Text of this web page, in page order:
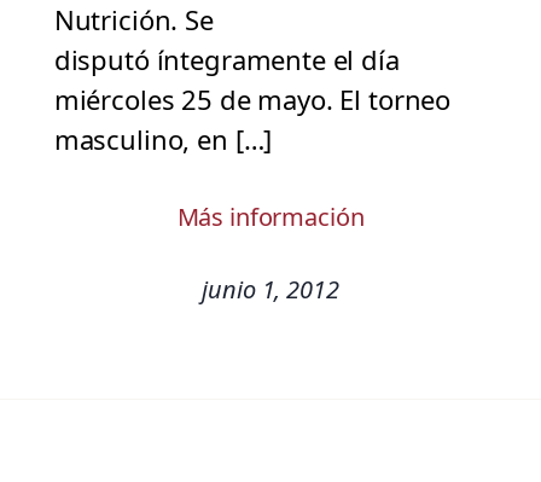
Nutrición. Se
disputó íntegramente el día
miércoles 25 de mayo. El torneo
masculino, en […]
Más información
junio 1, 2012